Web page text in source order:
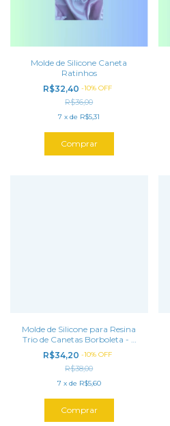
Molde de Silicone Caneta
Ratinhos
R$32,40-10%OFF
R$36,00
7 xde R$5,31
Molde de Silicone para Resina
Trio de Canetas Borboleta - 3
cavidades (15,5 cm)(largura:
0,8cm)
R$34,20-10%OFF
R$38,00
7 x de R$5,60